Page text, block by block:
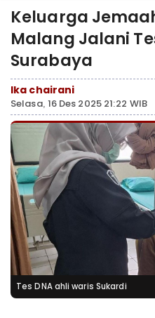
Keluarga
Malang Jalani
Surabaya
Ika chairani
Selasa, 16 Des 2025 21:22 WIB
Tes DNA ahli waris Sukardi